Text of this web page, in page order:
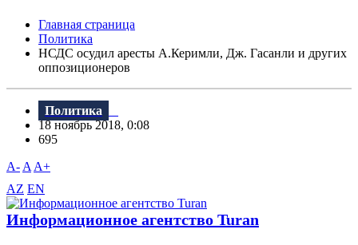
Главная страница
Политика
НСДС осудил аресты А.Керимли, Дж. Гасанли и других
оппозиционеров
Политика
18 ноябрь 2018, 0:08
695
A- A A+
AZ EN
Информационное агентство Turan